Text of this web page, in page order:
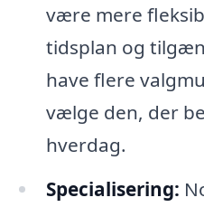
være mere
tidsplan og
have flere
vælge den, der
hverdag.
Specialisering: